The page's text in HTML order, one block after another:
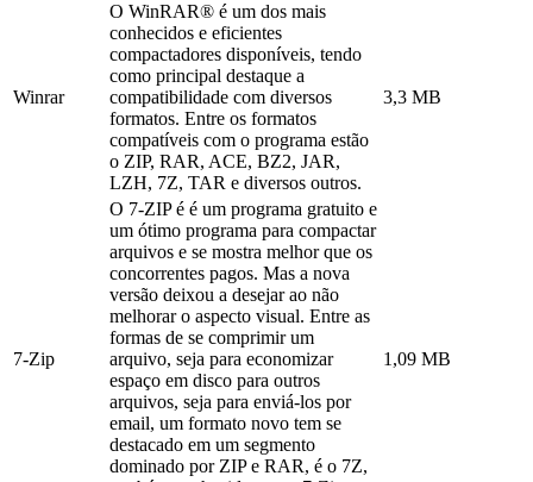
Winrar
O WinRAR® é um dos mais
conhecidos e eficientes
compactadores disponíveis, tendo
como principal destaque a
compatibilidade com diversos
formatos. Entre os formatos
compatíveis com o programa estão
o ZIP, RAR, ACE, BZ2, JAR,
LZH, 7Z, TAR e diversos outros.
3,3 MB
7-Zip
O 7-ZIP é é um programa gratuito e
um ótimo programa para compactar
arquivos e se mostra melhor que os
concorrentes pagos. Mas a nova
versão deixou a desejar ao não
melhorar o aspecto visual. Entre as
formas de se comprimir um
arquivo, seja para economizar
espaço em disco para outros
arquivos, seja para enviá-los por
email, um formato novo tem se
destacado em um segmento
dominado por ZIP e RAR, é o 7Z,
1,09 MB